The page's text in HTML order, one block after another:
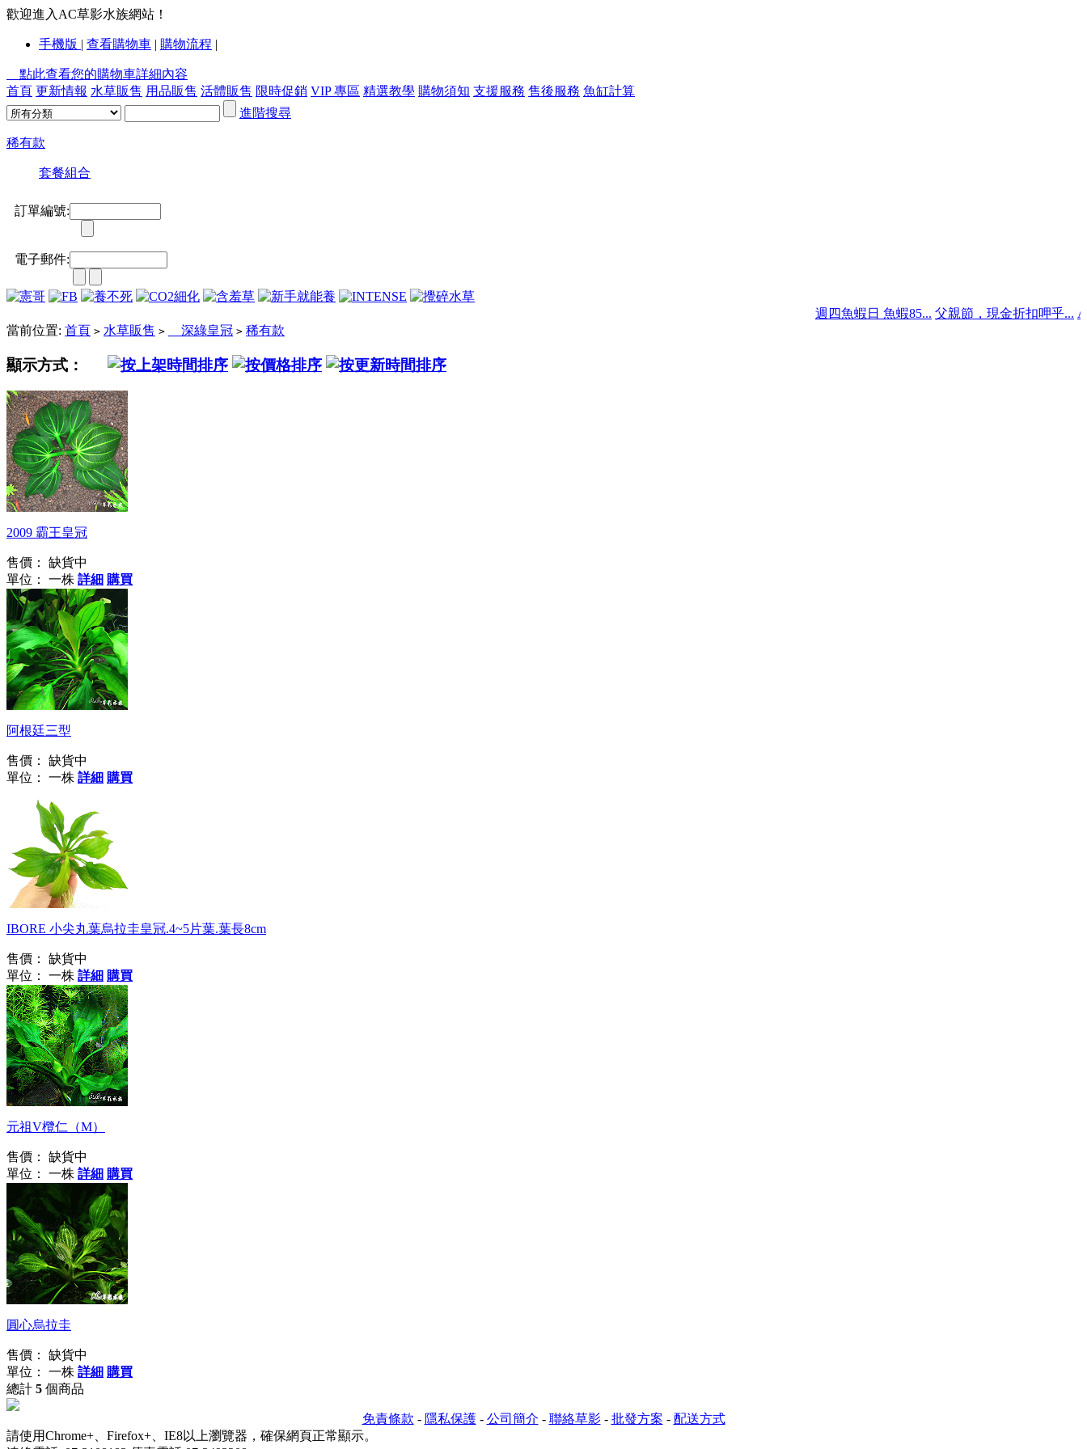
歡迎進入AC草影水族網站！
手機版 | 查看購物車 | 購物流程 |
點此查看您的購物車詳細內容
首頁 更新情報 水草販售 用品販售 活體販售 限時促銷 VIP 專區 精選教學 購物須知 支援服務 售後服務 魚缸計算
進階搜尋
稀有款
套餐組合
訂單編號:
電子郵件:
週四魚蝦日 魚蝦85... 父親節，現金折扣呷乎... AC
當前位置: 首頁 > 水草販售 > 深綠皇冠 > 稀有款
顯示方式：
2009 霸王皇冠
售價：
缺貨中
單位： 一株 詳細 購買
阿根廷三型
售價：
缺貨中
單位： 一株 詳細 購買
IBORE 小尖丸葉烏拉圭皇冠.4~5片葉.葉長8cm
售價：
缺貨中
單位： 一株 詳細 購買
元祖V欖仁（M）
售價：
缺貨中
單位： 一株 詳細 購買
圓心烏拉圭
售價：
缺貨中
單位： 一株 詳細 購買
總計 5 個商品
免責條款 - 隱私保護- 公司簡介 - 聯絡草影- 批發方案 - 配送方式
請使用Chrome+、Firefox+、IE8以上瀏覽器，確保網頁正常顯示。